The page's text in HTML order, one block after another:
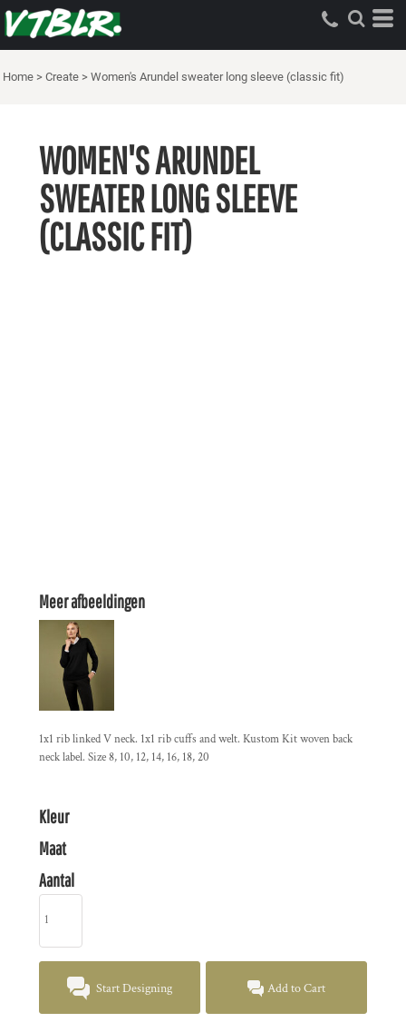
Home > Create > Women's Arundel sweater long sleeve (classic fit)
WOMEN'S ARUNDEL
SWEATER LONG SLEEVE
(CLASSIC FIT)
Meer afbeeldingen
1x1 rib linked V neck. 1x1 rib cuffs and welt. Kustom Kit woven back
neck label. Size 8, 10, 12, 14, 16, 18, 20
Kleur
Maat
Aantal
Start Designing Add to Cart